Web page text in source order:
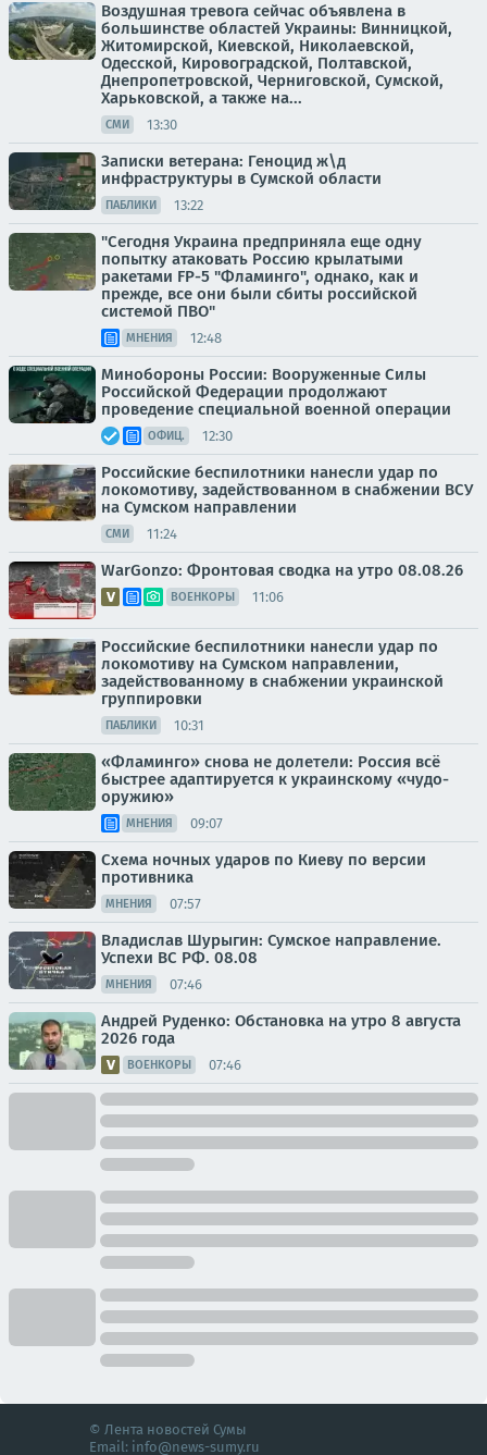
Воздушная тревога сейчас объявлена в
большинстве областей Украины: Винницкой,
Житомирской, Киевской, Николаевской,
Одесской, Кировоградской, Полтавской,
Днепропетровской, Черниговской, Сумской,
Харьковской, а также на...
СМИ 13:30
Записки ветерана: Геноцид ж\д
инфраструктуры в Сумской области
ПАБЛИКИ 13:22
"Сегодня Украина предприняла еще одну
попытку атаковать Россию крылатыми
ракетами FP-5 "Фламинго", однако, как и
прежде, все они были сбиты российской
системой ПВО"
МНЕНИЯ 12:48
Минобороны России: Вооруженные Силы
Российской Федерации продолжают
проведение специальной военной операции
ОФИЦ. 12:30
Российские беспилотники нанесли удар по
локомотиву, задействованном в снабжении ВСУ
на Сумском направлении
СМИ 11:24
WarGonzo: Фронтовая сводка на утро 08.08.26
ВОЕНКОРЫ 11:06
Российские беспилотники нанесли удар по
локомотиву на Сумском направлении,
задействованному в снабжении украинской
группировки
ПАБЛИКИ 10:31
«Фламинго» снова не долетели: Россия всё
быстрее адаптируется к украинскому «чудо-
оружию»
МНЕНИЯ 09:07
Схема ночных ударов по Киеву по версии
противника
МНЕНИЯ 07:57
Владислав Шурыгин: Сумское направление.
Успехи ВС РФ. 08.08
МНЕНИЯ 07:46
Андрей Руденко: Обстановка на утро 8 августа
2026 года
ВОЕНКОРЫ 07:46
© Лента новостей Сумы
Email: info@news-sumy.ru